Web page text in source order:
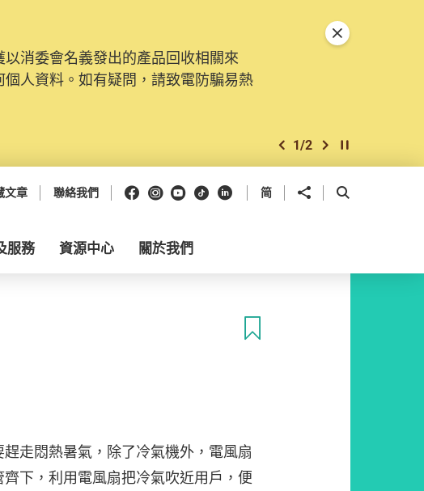
消委會名義發出的產品回收相關來
人資料。如有疑問，請致電防騙易熱
上一個
1/2 下一個開始/暫停幻燈
關閉特別通告
文章 聯絡我們 Facebook
Instagram
Youtube
抖音領英 简 分享到 開啟搜尋框
服務 資源中心 關於我們
走悶熱暑氣，除了冷氣機外，電風扇
下，利用電風扇把冷氣吹近用戶，便